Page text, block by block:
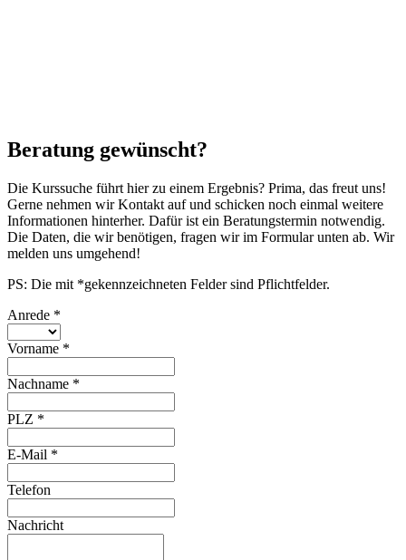
Beratung gewünscht?
Die Kurssuche führt hier zu einem Ergebnis? Prima, das freut uns!
Gerne nehmen wir Kontakt auf und schicken noch einmal weitere
Informationen hinterher. Dafür ist ein Beratungstermin notwendig.
Die Daten, die wir benötigen, fragen wir im Formular unten ab. Wir
melden uns umgehend!
PS: Die mit *gekennzeichneten Felder sind Pflichtfelder.
Anrede *
Vorname *
Nachname *
PLZ *
E-Mail *
Telefon
Nachricht